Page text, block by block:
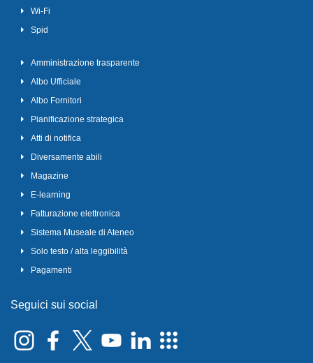
Wi-Fi
Spid
Amministrazione trasparente
Albo Ufficiale
Albo Fornitori
Pianificazione strategica
Atti di notifica
Diversamente abili
Magazine
E-learning
Fatturazione elettronica
Sistema Museale di Ateneo
Solo testo / alta leggibilità
Pagamenti
Seguici sui social